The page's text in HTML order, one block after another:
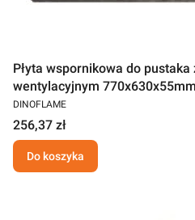
Płyta wspornikowa do
wentylacyjnym
DINOFLAME
256,37 zł
Do koszyka